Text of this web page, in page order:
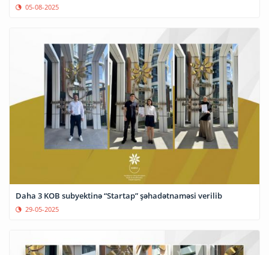
05-08-2025
Daha 3 KOB subyektinə “Startap” şəhadətnaməsi verilib
29-05-2025